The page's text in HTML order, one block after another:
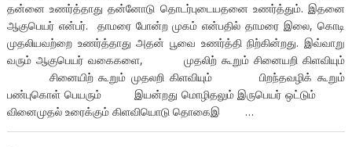
தன்னை உணர்த்தாது தன்னோடு தொடர்புடையதனை உணர்த்தும். இதனை
ஆகுபெயர் என்பர். தாமரை போன்ற முகம் என்பதில் தாமரை இலை, கொடி
முதலியவற்றை உணர்த்தாது அதன் பூவை உணர்த்தி நிற்கின்றது. இவ்வாறு
வரும் ஆகுபெயர் வகைகளை, முதலிற் கூறும் சினையறி கிளவியும்
சினையிற் கூறும் முதலறி கிளவியும் பிறந்தவழிக் கூறும்
பண்புகொள் பெயரும் இயன்றது மொழிதலும் இருபெயர் ஒட்டும்
வினைமுதல் உரைக்கும் கிளவியொடு தொகைஇ …